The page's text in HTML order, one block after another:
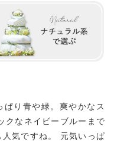
り青や緑。爽やかなス
クなネイビーブルーまで
気ですね。
元気いっぱ